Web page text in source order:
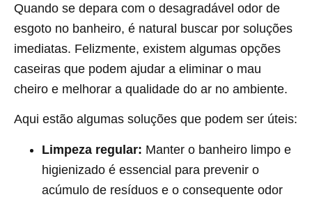
Quando se depara com o desagradável odor de
esgoto no banheiro, é natural buscar por soluções
imediatas. Felizmente, existem algumas opções
caseiras que podem ajudar a eliminar o mau
cheiro e melhorar a qualidade do ar no ambiente.
Aqui estão algumas soluções que podem ser úteis:
Limpeza regular: Manter o banheiro limpo e
higienizado é essencial para prevenir o
acúmulo de resíduos e o consequente odor